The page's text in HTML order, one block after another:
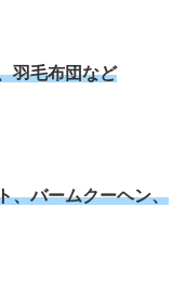
羽毛布団など
、バームクーヘン、